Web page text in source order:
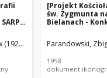
Ewa. Architekt
2017). Architekt
[Projekt
św. Zygmunta
Bielanach -
wyróżnienie II
[Zdj. 4],
Parandowski,
1958
dokument